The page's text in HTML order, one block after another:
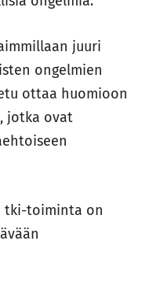
juuri
ongelmien
ottaa huo­mioon
jotka ovat
tki-toiminta on